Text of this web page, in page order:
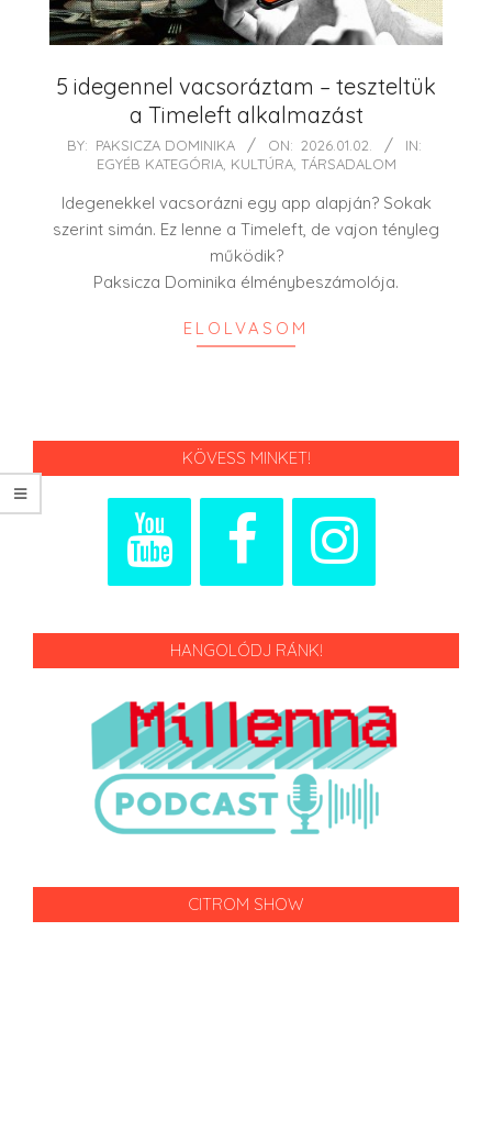
5 idegennel vacsoráztam – teszteltük
a Timeleft alkalmazást
2026-
02
BY: PAKSICZA DOMINIKA ON: 2026.01.02.
IN:
EGYÉB KATEGÓRIA, KULTÚRA, TÁRSADALOM
Idegenekkel vacsorázni egy app alapján? Sokak
szerint simán. Ez lenne a Timeleft, de vajon tényleg
működik?
Paksicza Dominika élménybeszámolója.
ELOLVASOM
KÖVESS MINKET!
HANGOLÓDJ RÁNK!
CITROM SHOW